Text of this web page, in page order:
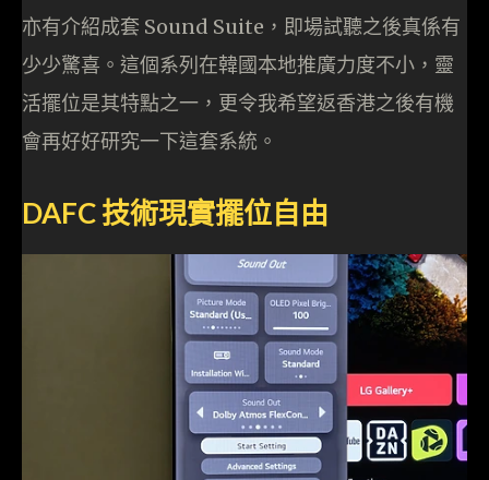
亦有介紹成套 Sound Suite，即場試聽之後真係有
少少驚喜。這個系列在韓國本地推廣力度不小，靈
活擺位是其特點之一，更令我希望返香港之後有機
會再好好研究一下這套系統。
DAFC 技術現實擺位自由